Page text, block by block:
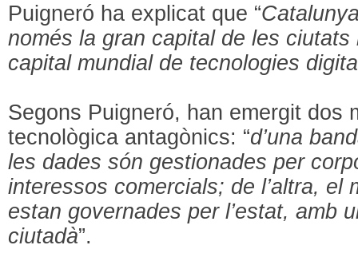
Puigneró ha explicat que “
només la gran capital de les ciutats
capital mundial de tecnologies
Segons Puigneró, han emergit dos
tecnològica antagònics: “d’una
les dades són gestionades per
interessos comercials; de l’altra, el
estan governades per l’estat, amb
ciutadà”.